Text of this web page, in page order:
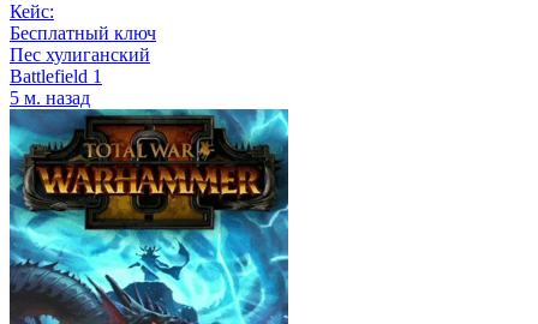
Кейс:
Бесплатный ключ
Пес хулиганский
Battlefield 1
5 м. назад